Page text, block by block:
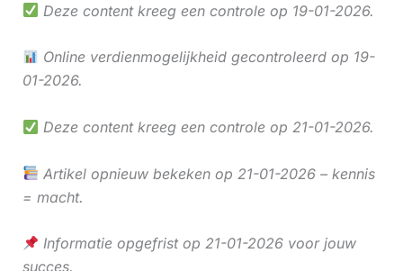
Deze content kreeg een controle op 19-01-2026.
Online verdienmogelijkheid gecontroleerd op 19-
01-2026.
Deze content kreeg een controle op 21-01-2026.
Artikel opnieuw bekeken op 21-01-2026 – kennis
= macht.
Informatie opgefrist op 21-01-2026 voor jouw
succes.